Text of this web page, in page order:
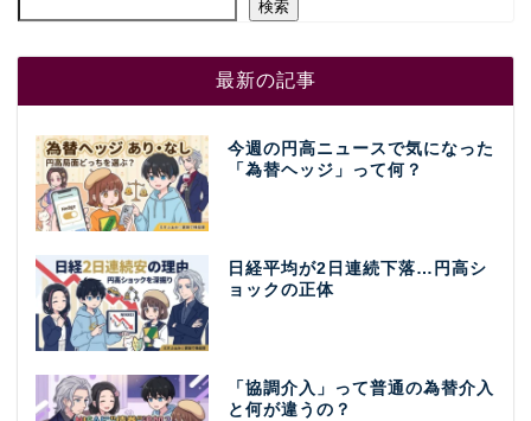
検索
最新の記事
今週の円高ニュースで気になった
「為替ヘッジ」って何？
日経平均が2日連続下落…円高シ
ョックの正体
「協調介入」って普通の為替介入
と何が違うの？